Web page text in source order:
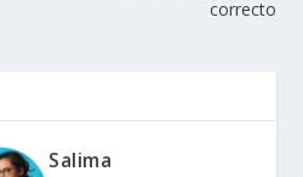
correcto
Salima